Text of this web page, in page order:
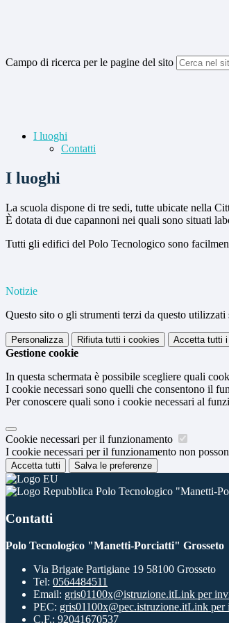
Campo di ricerca per le pagine del sito
I luoghi
Contatti
I luoghi
La scuola dispone di tre sedi, tutte ubicate nella
È dotata di due capannoni nei quali sono situati
Tutti gli edifici del Polo Tecnologico sono
Notizie
Questo sito o gli strumenti terzi da questo
Personalizza Rifiuta tutti i cookies Accetta tutti i
Gestione cookie
In questa schermata è possibile scegliere quali
I cookie necessari sono quelli che consentono il
Per conoscere quali sono i cookie necessari al
Cookie necessari per il funzionamento
I cookie necessari per il funzionamento non
Accetta tutti Salva le preferenze
Polo Tecnologico "Manetti-
Contatti
Polo Tecnologico "Manetti-Porciatti" Grosseto
Via Brigate Partigiane 19 58100 Grosseto
Tel: 0564484511
Email: gris01100x@istruzione.itLink per
PEC: gris01100x@pec.istruzione.itLink per
C.F.: 92041670537